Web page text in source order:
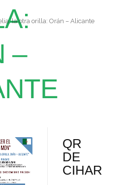
–
la otra orilla: Orán – Alicante
QR
DE
CIHAR